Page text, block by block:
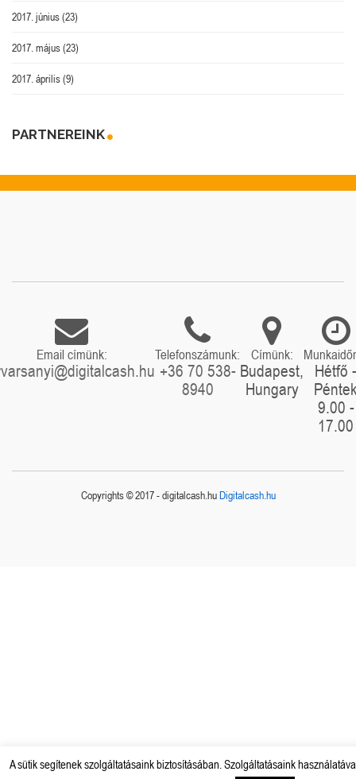
2017. június(23)
2017. május(23)
2017. április(9)
PARTNEREINK
Email címünk: Telefonszámunk:
+36 70 538-
8940
Címünk:
Budapest,
Hungary
Hétfő -
9.00 -
17.00
Copyrights © 2017 - digitalcash.huDigitalcash.hu
A sütik segítenek szolgáltatásaink biztosításában. Szolgáltatásaink